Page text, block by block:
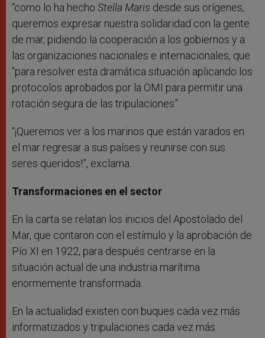
“como lo ha hecho Stella Maris desde sus orígenes,
queremos expresar nuestra solidaridad con la gente
de mar, pidiendo la cooperación a los gobiernos y a
las organizaciones nacionales e internacionales, que
“para resolver esta dramática situación aplicando los
protocolos aprobados por la OMI para permitir una
rotación segura de las tripulaciones”.
“¡Queremos ver a los marinos que están varados en
el mar regresar a sus países y reunirse con sus
seres queridos!”, exclama.
Transformaciones en el sector
En la carta se relatan los inicios del Apostolado del
Mar, que contaron con el estímulo y la aprobación de
Pío XI en 1922, para después centrarse en la
situación actual de una industria marítima
enormemente transformada.
En la actualidad existen con buques cada vez más
informatizados y tripulaciones cada vez más